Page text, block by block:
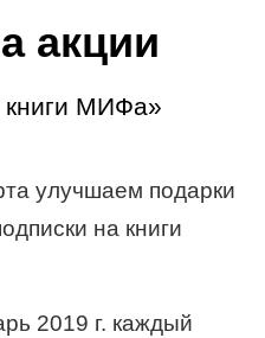
акции
книги МИФа»
улучшаем подарки
на книги
2019 г. каждый